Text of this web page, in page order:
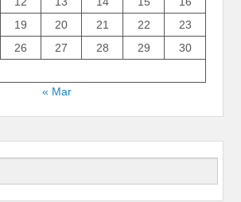
19 20 21 22
23
26 27 28 29
30
« Mar